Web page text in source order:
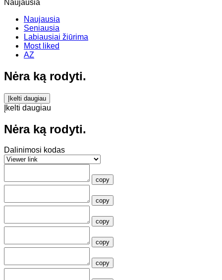
Naujausia
Naujausia
Seniausia
Labiausiai žiūrima
Most liked
AZ
Nėra ką rodyti.
Įkelti daugiau
Įkelti daugiau
Nėra ką rodyti.
Dalinimosi kodas
copy
copy
copy
copy
copy